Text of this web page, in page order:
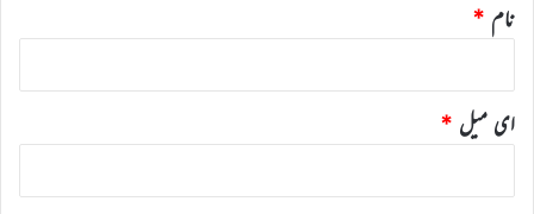
نام *
ای میل *